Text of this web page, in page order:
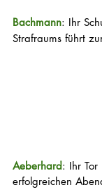
Bachmann: Ihr
Strafraums führt
Aeberhard: Ihr
erfolgreichen